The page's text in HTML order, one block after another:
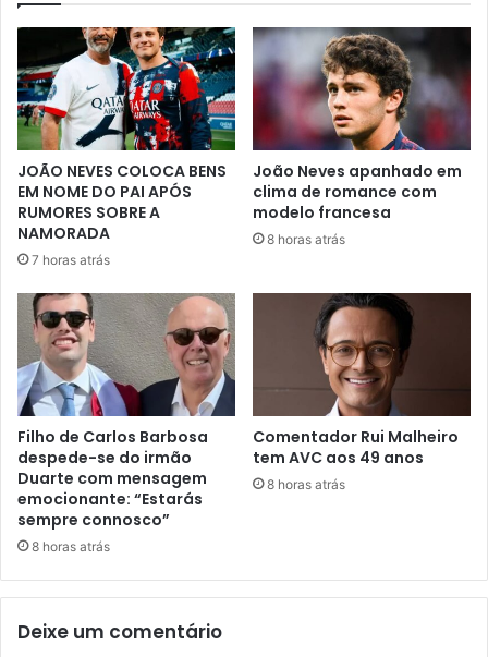
JOÃO NEVES COLOCA BENS
EM NOME DO PAI APÓS
RUMORES SOBRE A
NAMORADA
7 horas atrás
João Neves apanhado em
clima de romance com
modelo francesa
8 horas atrás
Filho de Carlos Barbosa
despede-se do irmão
Duarte com mensagem
emocionante: “Estarás
sempre connosco”
8 horas atrás
Comentador Rui Malheiro
tem AVC aos 49 anos
8 horas atrás
Deixe um comentário